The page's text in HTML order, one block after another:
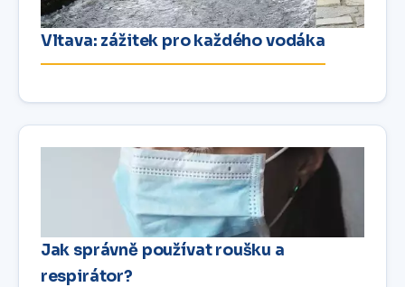
Vltava: zážitek pro každého vodáka
Jak správně používat roušku a
respirátor?